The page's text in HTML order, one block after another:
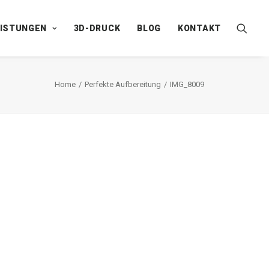
3D-DRUCK BLOG KONTAKT
Home Perfekte Aufbereitung IMG_8009